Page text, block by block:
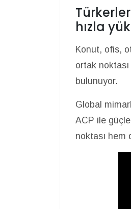
hızla
Konut, ofis,
ortak
bulunuyor.
Global
ACP ile
noktası hem